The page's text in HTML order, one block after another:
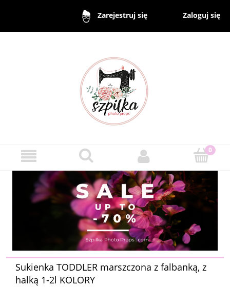
Zarejestruj się Zaloguj się
Sukienka TODDLER marszczona z falbanką, z
halką 1-2l KOLORY